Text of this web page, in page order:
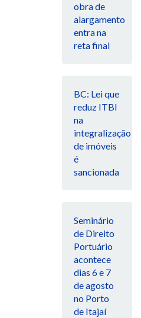
obra de
alargamento
entra na
reta final
BC: Lei que
reduz ITBI
na
integralização
de imóveis
é
sancionada
Seminário
de Direito
Portuário
acontece
dias 6 e 7
de agosto
no Porto
de Itajaí